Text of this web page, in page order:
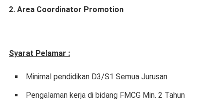
2. Area Coordinator Promotion
Syarat Pelamar :
Minimal pendidikan D3/S1 Semua Jurusan
Pengalaman kerja di bidang FMCG Min. 2 Tahun